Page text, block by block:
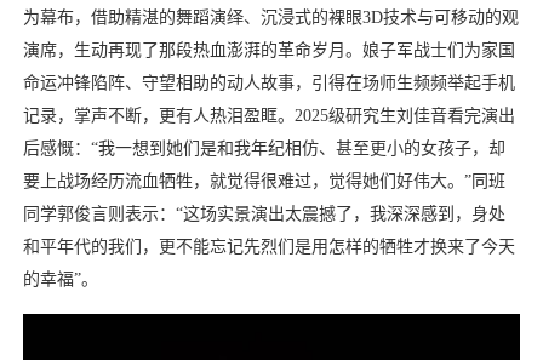
为幕布，借助精湛的舞蹈演绎、沉浸式的裸眼3D技术与可移动的观
演席，生动再现了那段热血澎湃的革命岁月。娘子军战士们为家国
命运冲锋陷阵、守望相助的动人故事，引得在场师生频频举起手机
记录，掌声不断，更有人热泪盈眶。 2025级研究生刘佳音看完演出
后感慨：“我一想到她们是和我年纪相仿、甚至更小的女孩子，却
要上战场经历流血牺牲，就觉得很难过，觉得她们好伟大。”同班
同学郭俊言则表示：“这场实景演出太震撼了，我深深感到，身处
和平年代的我们，更不能忘记先烈们是用怎样的牺牲才换来了今天
的幸福”。